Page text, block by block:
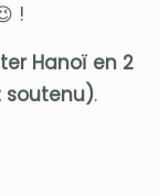
!
Hanoï en 2
soutenu).